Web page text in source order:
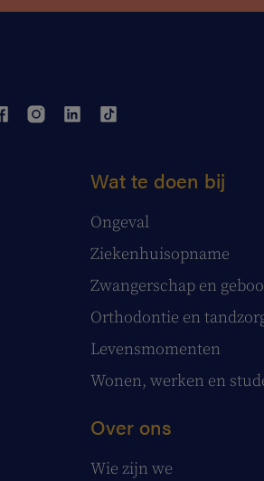
Wat te doen bij
Ongeval
Ziekenhuisopname
Zwangerschap en
Orthodontie en
Levensmomenten
Wonen, werken en
Over ons
Wie zijn we